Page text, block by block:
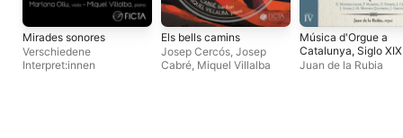
Mirades sonores
Verschiedene
Interpret:innen
Els bells camins
Josep Cercós, Josep
Cabré, Miquel Villalba
Música d'Orgue a
Catalunya, Siglo
XXe, Vol. 6
Juan de la Rubia